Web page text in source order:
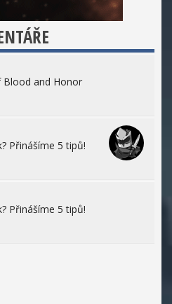
Blood and Honor
Přinášíme 5 tipů!
Přinášíme 5 tipů!